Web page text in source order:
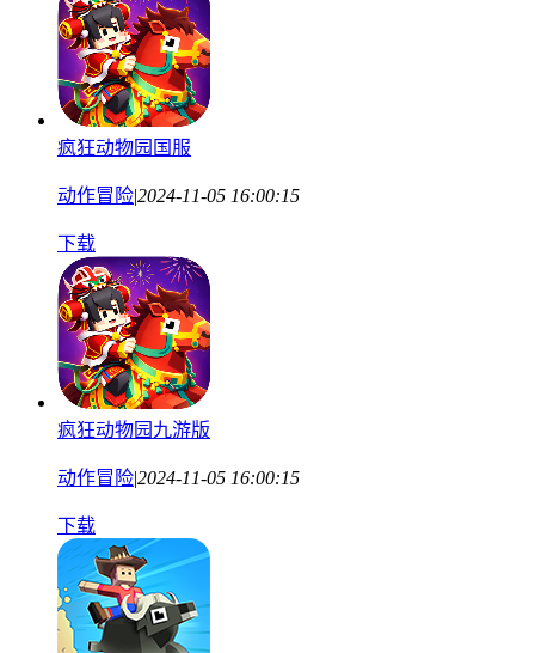
疯狂动物园国服
动作冒险|2024-11-05 16:00:15
下载
疯狂动物园九游版
动作冒险|2024-11-05 16:00:15
下载